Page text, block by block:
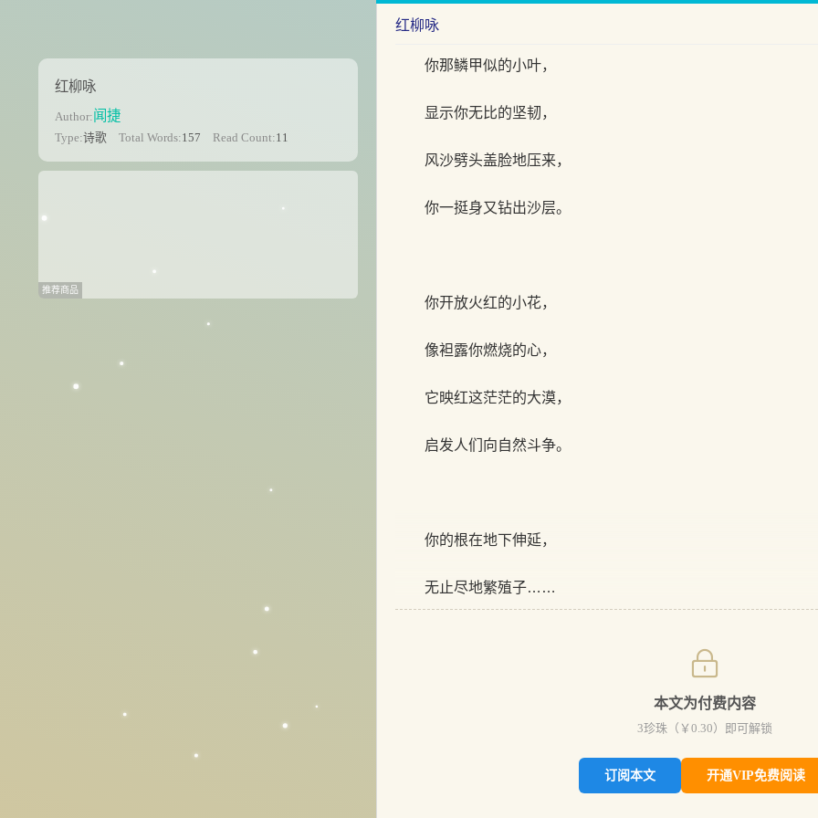
红柳咏
你那鳞甲似的小叶，
显示你无比的坚韧，
风沙劈头盖脸地压来，
你一挺身又钻出沙层。
你开放火红的小花，
像袒露你燃烧的心，
它映红这茫茫的大漠，
启发人们向自然斗争。
你的根在地下伸延，
无止尽地繁殖子……
本文为付费内容
3珍珠（￥ 0.30）即可解锁
订阅本文 开通VIP免费阅读
红柳咏
Author:闻捷
Type:诗歌 Total Words:157 Read Count:11
推荐商品